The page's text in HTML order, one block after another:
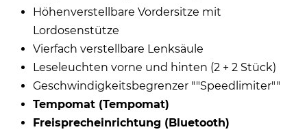
Höhenverstellbare Vordersitze mit
Lordosenstütze
Vierfach verstellbare Lenksäule
Leseleuchten vorne und hinten (2 + 2 Stück)
Geschwindigkeitsbegrenzer ""Speedlimiter""
Tempomat (Tempomat)
Freisprecheinrichtung (Bluetooth)